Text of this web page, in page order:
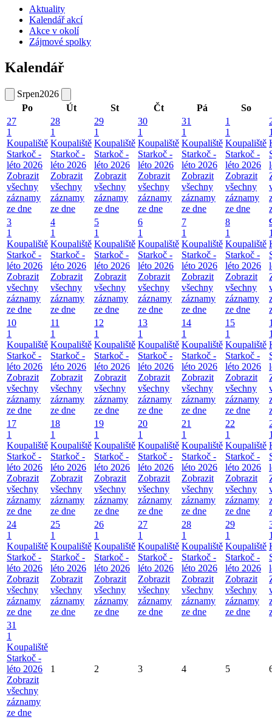
Aktuality
Kalendář akcí
Akce v okolí
Zájmové spolky
Kalendář
Srpen2026
Po
Út St Čt Pá
So
27
1
Koupaliště
Starkoč -
léto 2026
Zobrazit
všechny
záznamy
ze dne
28
1
Koupaliště
Starkoč -
léto 2026
Zobrazit
všechny
záznamy
ze dne
29
1
Koupaliště
Starkoč -
léto 2026
Zobrazit
všechny
záznamy
ze dne
30
1
Koupaliště
Starkoč -
léto 2026
Zobrazit
všechny
záznamy
ze dne
31
1
Koupaliště
Starkoč -
léto 2026
Zobrazit
všechny
záznamy
ze dne
1
1
Koupaliště
Starkoč -
léto 2026
Zobrazit
všechny
záznamy
ze dne
3
1
Koupaliště
Starkoč -
léto 2026
Zobrazit
všechny
záznamy
ze dne
4
1
Koupaliště
Starkoč -
léto 2026
Zobrazit
všechny
záznamy
ze dne
5
1
Koupaliště
Starkoč -
léto 2026
Zobrazit
všechny
záznamy
ze dne
6
1
Koupaliště
Starkoč -
léto 2026
Zobrazit
všechny
záznamy
ze dne
7
1
Koupaliště
Starkoč -
léto 2026
Zobrazit
všechny
záznamy
ze dne
8
1
Koupaliště
Starkoč -
léto 2026
Zobrazit
všechny
záznamy
ze dne
10
1
Koupaliště
Starkoč -
léto 2026
Zobrazit
všechny
záznamy
ze dne
11
1
Koupaliště
Starkoč -
léto 2026
Zobrazit
všechny
záznamy
ze dne
12
1
Koupaliště
Starkoč -
léto 2026
Zobrazit
všechny
záznamy
ze dne
13
1
Koupaliště
Starkoč -
léto 2026
Zobrazit
všechny
záznamy
ze dne
14
1
Koupaliště
Starkoč -
léto 2026
Zobrazit
všechny
záznamy
ze dne
15
1
Koupaliště
Starkoč -
léto 2026
Zobrazit
všechny
záznamy
ze dne
17
1
Koupaliště
Starkoč -
léto 2026
Zobrazit
všechny
záznamy
ze dne
18
1
Koupaliště
Starkoč -
léto 2026
Zobrazit
všechny
záznamy
ze dne
19
1
Koupaliště
Starkoč -
léto 2026
Zobrazit
všechny
záznamy
ze dne
20
1
Koupaliště
Starkoč -
léto 2026
Zobrazit
všechny
záznamy
ze dne
21
1
Koupaliště
Starkoč -
léto 2026
Zobrazit
všechny
záznamy
ze dne
22
1
Koupaliště
Starkoč -
léto 2026
Zobrazit
všechny
záznamy
ze dne
24
1
Koupaliště
Starkoč -
léto 2026
Zobrazit
všechny
záznamy
ze dne
25
1
Koupaliště
Starkoč -
léto 2026
Zobrazit
všechny
záznamy
ze dne
26
1
Koupaliště
Starkoč -
léto 2026
Zobrazit
všechny
záznamy
ze dne
27
1
Koupaliště
Starkoč -
léto 2026
Zobrazit
všechny
záznamy
ze dne
28
1
Koupaliště
Starkoč -
léto 2026
Zobrazit
všechny
záznamy
ze dne
29
1
Koupaliště
Starkoč -
léto 2026
Zobrazit
všechny
záznamy
ze dne
31
1
Koupaliště
Starkoč -
léto 2026
Zobrazit
všechny
záznamy
ze dne
1 2 3 4 5